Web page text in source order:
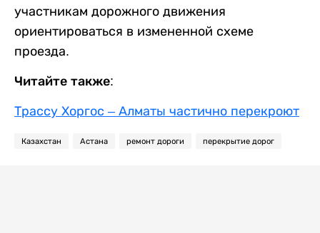
участникам дорожного движения
ориентироваться в измененной схеме
проезда.
Читайте также:
Трассу Хоргос – Алматы частично перекроют
Казахстан Астана ремонт дороги перекрытие дорог